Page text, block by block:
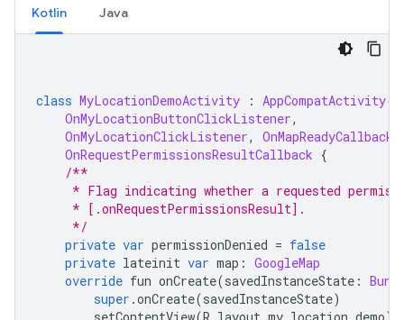
Kotlin Java
class MyLocationDemoActivity : AppCompatActivity
OnMyLocationButtonClickListener,
OnMyLocationClickListener, OnMapReadyCallback
OnRequestPermissionsResultCallback {
/**
* Flag indicating whether a requested
* [.onRequestPermissionsResult].
*/
private var permissionDenied = false
private lateinit var map : GoogleMap
override fun onCreate(savedInstanceState :
super .onCreate(savedInstanceState)
setContentView(R . layout .my_location_demo)